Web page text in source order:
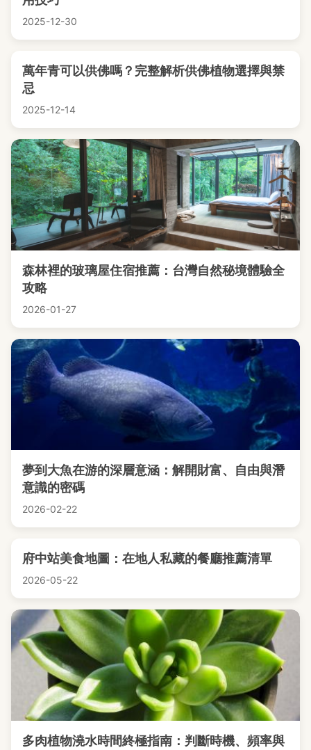
2025-12-30
萬年青可以供佛嗎？完整解析供佛植物選擇與禁
忌
2025-12-14
森林裡的玻璃屋住宿推薦：台灣自然秘境體驗全
攻略
2026-01-27
夢到大魚在游的深層意涵：解開財富、自由與潛
意識的密碼
2026-02-22
府中站美食地圖：在地人私藏的餐廳推薦清單
2026-05-22
多肉植物澆水時間終極指南：判斷時機、頻率與